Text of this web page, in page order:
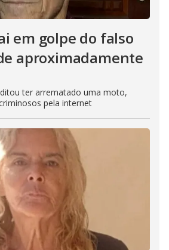
em golpe do falso
aproximadamente
ter arrematado uma moto,
pela internet